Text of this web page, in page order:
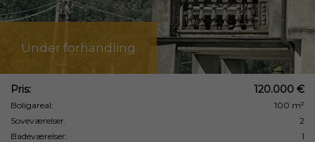
Under forhandling
Pris: 120.000 €
Boligareal:
100 m²
Soveværelser:
2
Badeværelser:
1